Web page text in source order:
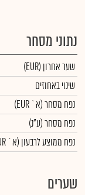
נתוני מסחר
שער אחרון (EUR)
שינוי באחוזים
נפח מסחר(א` EUR)
נפח מסחר(ע"נ)
נפח ממוצע לרבעון (א` EUR)
שערים